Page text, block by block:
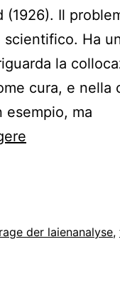
Il
Ha
la
cura, e nella
esempio, ma
di
der laienanalyse,